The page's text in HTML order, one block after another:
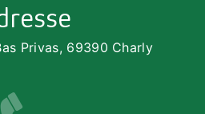
Privas, 69390 Charly